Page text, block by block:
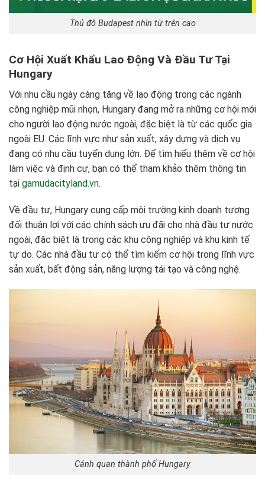
Thủ đô Budapest nhìn từ trên cao
Cơ Hội Xuất Khẩu Lao Động Và Đầu Tư Tại
Hungary
Với nhu cầu ngày càng tăng về lao động trong các ngành
công nghiệp mũi nhọn, Hungary đang mở ra những cơ hội mới
cho người lao động nước ngoài, đặc biệt là từ các quốc gia
ngoài EU. Các lĩnh vực như sản xuất, xây dựng và dịch vụ
đang có nhu cầu tuyển dụng lớn. Để tìm hiểu thêm về cơ hội
làm việc và định cư, bạn có thể tham khảo thêm thông tin
tại gamudacityland.vn.
Về đầu tư, Hungary cung cấp môi trường kinh doanh tương
đối thuận lợi với các chính sách ưu đãi cho nhà đầu tư nước
ngoài, đặc biệt là trong các khu công nghiệp và khu kinh tế
tự do. Các nhà đầu tư có thể tìm kiếm cơ hội trong lĩnh vực
sản xuất, bất động sản, năng lượng tái tạo và công nghệ.
Cảnh quan thành phố Hungary